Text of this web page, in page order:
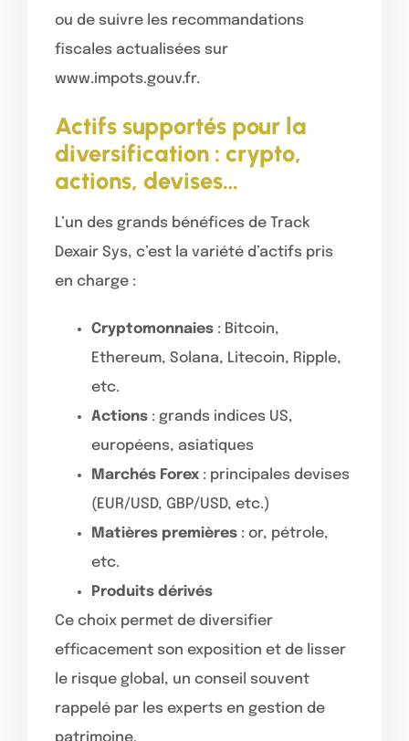
ou de suivre les recommandations
fiscales actualisées sur
www.impots.gouv.fr.
Actifs supportés pour la
diversification : crypto,
actions, devises…
L’un des grands bénéfices de Track
Dexair Sys, c’est la variété d’actifs pris
en charge :
Cryptomonnaies : Bitcoin,
Ethereum, Solana, Litecoin, Ripple,
etc.
Actions : grands indices US,
européens, asiatiques
Marchés Forex : principales devises
(EUR/USD, GBP/USD, etc.)
Matières premières : or, pétrole,
etc.
Produits dérivés
Ce choix permet de diversifier
efficacement son exposition et de lisser
le risque global, un conseil souvent
rappelé par les experts en gestion de
patrimoine.